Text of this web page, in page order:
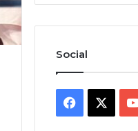
Social
Facebook